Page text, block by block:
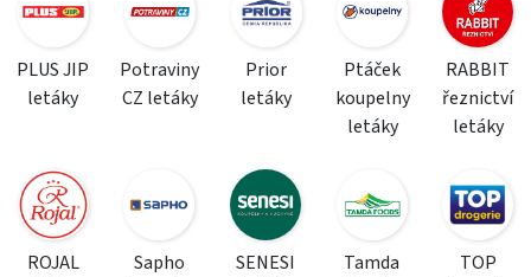
PLUS JIP
letáky
Potraviny
CZ letáky
Prior
letáky
Ptáček
koupelny
letáky
RABBIT
řeznictví
letáky
ROJAL
Sapho
SENESI
Tamda
TOP